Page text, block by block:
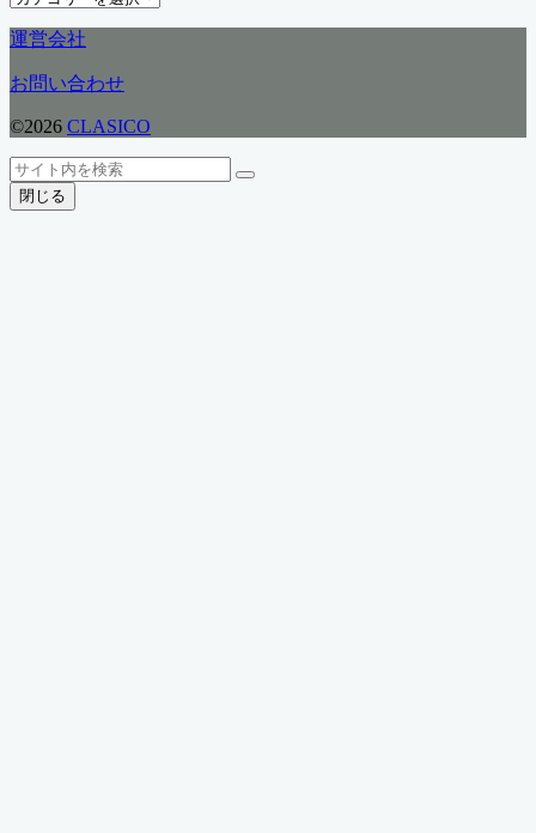
ゴ
リ
ー
運営会社
お問い合わせ
©2026 CLASICO
ト
ッ
プ
検
索
検
閉じる